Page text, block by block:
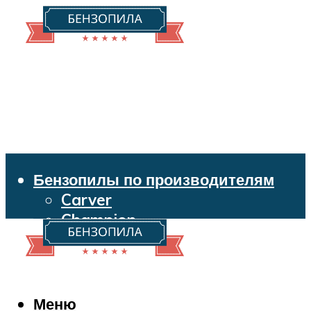
Бензопилы по производителям
Carver
Champion
Echo
Husqvarna
Makita
Меню